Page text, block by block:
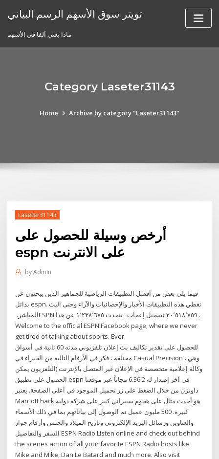
تويتر سوق الأسهم الرسم البياني
ماذا يعني ألفا في الأسهم
Category Laseter31143
Home Archive by category "Laseter31143"
Laseter31143
أرخص وسيلة للحصول على
espn على الانترنت
byAdmin
فيما يلي بعض من أفضل التطبيقات الرياضية للجماهير الذين يبحثون عن
بدائل espn. تغطي هذه التطبيقات الأخبار والإحصائيات والآراء وحتى البث
المباشر. ‏‎ESPN‎‏. ‏‏٢٠٬٥١٨٬٧٥٩‏ تسجيل إعجاب · يتحدث ‏١٬٢٣٨٬٦٧٥‏ عن هذا‏.
‏‎Welcome to the official ESPN Facebook page, where we never
للحصول على تقدير تكاليف بث إعلان تلفزيوني مدته 60 ثانية في أسواق
مختلفة ، فكر في الأرقام التالية من الخبراء في Casual Precision ، وهي
وكالة إعلامية متخصصة في الإعلان غير المتصل بالإنترنت (التلفزيون يمكن
الحصول على تطبيق espn في آخر إصدار له 6.36.2 مجاناً عبر موقعنا
داونزن من خلال الضغط على زر تحميل الموجود في أعلى الصفحة. يعتبر
Marriott hack هو أحدث مثال على هجوم سيبراني كبير على شركة دولية
كبيرة. 500 مليون عميل تم الوصول إلى بياناتهم بما في ذلك الأسماء
والعناوين ورسائل البريد الإلكتروني وتاريخ الميلاد والجنس وأرقام جواز
السفر والتفاصيل ESPN Radio Listen online and check out behind
the scenes action of all your favorite ESPN Radio hosts like
Mike and Mike, Dan Le Batard and much more. Also visit